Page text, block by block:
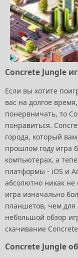
Concrete Jungle
Если вы хотите
вас на долгое
понервничать, то
понравиться.
города, который
прошлом году игра
компьютерах, а
платформы - iOS и
абсолютно никак не
игра изначально
планшетов, чем для
небольшой обзор
скачивание
Concrete Jungle